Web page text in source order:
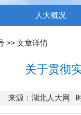
人大概况
>> 文章详情
关于贯彻
来源：湖北人大网